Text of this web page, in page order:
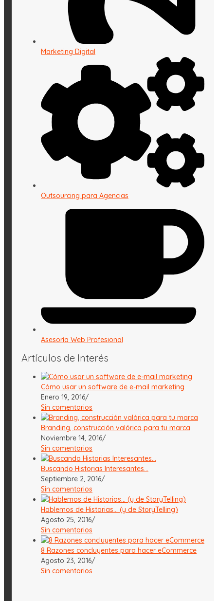
Marketing Digital
Outsourcing para Agencias
Asesoría Web Profesional
Artículos de Interés
Cómo usar un software de e-mail marketing
Enero 19, 2016/
Sin comentarios
Branding, construcción valórica para tu marca
Noviembre 14, 2016/
Sin comentarios
Buscando Historias Interesantes…
Septiembre 2, 2016/
Sin comentarios
Hablemos de Historias… (y de StoryTelling)
Agosto 25, 2016/
Sin comentarios
8 Razones concluyentes para hacer eCommerce
Agosto 23, 2016/
Sin comentarios